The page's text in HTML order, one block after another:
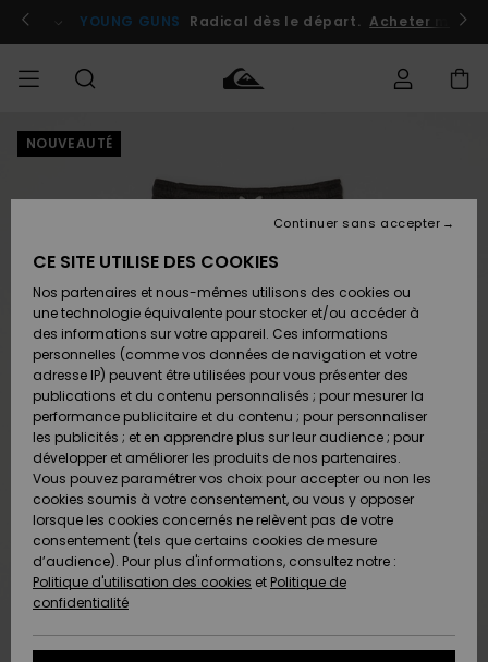
l'information
le
Se connecter / s'inscrire
YOUNG GUNS Radical dès le départ. Acheter
HOMME
Chaussures
& Tongs
Surf
Snow
Nouveautés
A
Découvrir
Chaussures
& Tongs
Surf
Snow
Nouveautés
A
Découvrir
FEMME
A
Découvrir
Snow
SURF
Homme
Surf
Shop
Enfant
Highlights
Communauté
SNOW
Homme
Snow
Shop
Enfant
Snow
Shop
Femme
A
Découvrir
Communauté
OUTLET
Enfant
Outlet
Femme
AIDE &
CONTACT
commande
Retours
Paiement
Carte
Cadeau
Quiksilver
Freedom
Protection
des
MAGASINS
QUIKSILVER
NOUVEAUTÉ
CE SITE UTILISE DES COOKIES
Nos partenaires et nous-mêmes utilisons des cookies ou
une technologie équivalente pour stocker et/ou accéder à
des informations sur votre appareil. Ces informations
personnelles (comme vos données de navigation et votre
adresse IP) peuvent être utilisées pour vous présenter des
publications et du contenu personnalisés ; pour mesurer la
performance publicitaire et du contenu ; pour personnaliser
les publicités ; et en apprendre plus sur leur audience ; pour
développer et améliorer les produits de nos partenaires.
Vous pouvez paramétrer vos choix pour accepter ou non les
cookies soumis à votre consentement, ou vous y opposer
lorsque les cookies concernés ne relèvent pas de votre
consentement (tels que certains cookies de mesure
d’audience). Pour plus d'informations, consultez notre :
Politique d'utilisation des cookies et Politique de
confidentialité
Continuer sans accepter